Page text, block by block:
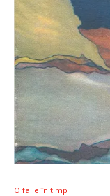
O falie în timp